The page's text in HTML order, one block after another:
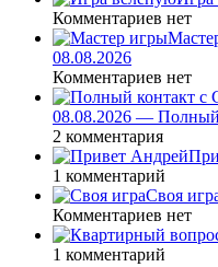
Комментариев нет
08.08.2026
Комментариев нет
08.08.2026 — Полный
2 комментария
1 комментарий
Своя
Комментариев нет
1 комментарий